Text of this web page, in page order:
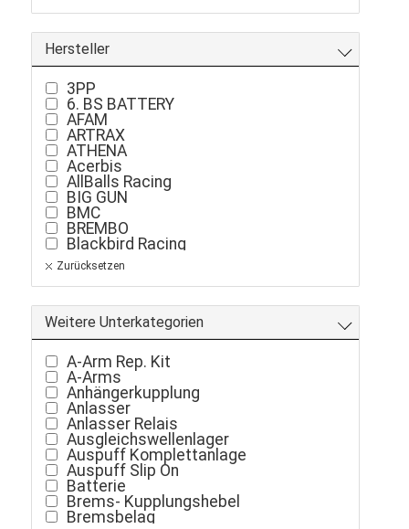
Hersteller
3PP
6. BS BATTERY
AFAM
ARTRAX
ATHENA
Acerbis
AllBalls Racing
BIG GUN
BMC
BREMBO
Blackbird Racing
CrossPro
DID
EK-Chain
Electrosport
G.P.R.
GoldFren
HifloFilter
Hot Rods
Hotcams
HuR
JT Sprockets
K&N
KW automotive
LQ-Racing
LQ-Racing
LeoVince
MAXIMA
MOTUL
Zurücksetzen
Weitere Unterkategorien
A-Arm Rep. Kit
A-Arms
Anhängerkupplung
Anlasser
Anlasser Relais
Ausgleichswellenlager
Auspuff Komplettanlage
Auspuff Slip On
Batterie
Brems- Kupplungshebel
Bremsbelag